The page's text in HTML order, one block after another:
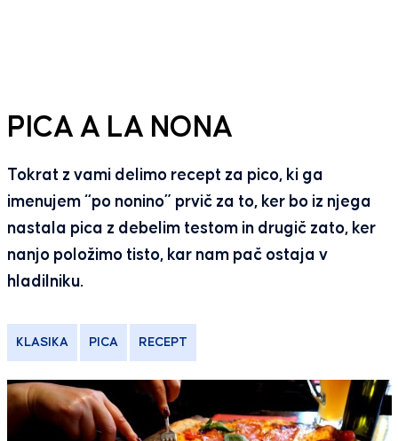
PICA A LA NONA
Tokrat z vami delimo recept za pico, ki ga
imenujem “po nonino” prvič za to, ker bo iz njega
nastala pica z debelim testom in drugič zato, ker
nanjo položimo tisto, kar nam pač ostaja v
hladilniku.
KLASIKA PICA RECEPT